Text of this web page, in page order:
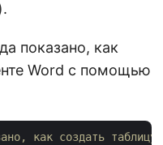
показано, как
Word с помощью
как создать таблицу